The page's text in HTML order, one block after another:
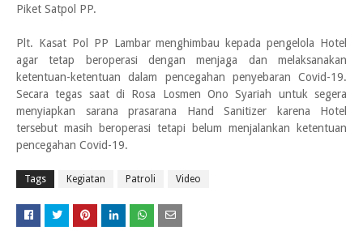
Piket Satpol PP.
Plt. Kasat Pol PP Lambar menghimbau kepada pengelola Hotel
agar tetap beroperasi dengan menjaga dan melaksanakan
ketentuan-ketentuan dalam pencegahan penyebaran Covid-19.
Secara tegas saat di Rosa Losmen Ono Syariah untuk segera
menyiapkan sarana prasarana Hand Sanitizer karena Hotel
tersebut masih beroperasi tetapi belum menjalankan ketentuan
pencegahan Covid-19.
Tags Kegiatan Patroli Video